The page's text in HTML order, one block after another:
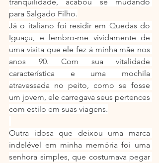
para Salgado Filho.
Já o italiano foi residir em Quedas do
Iguaçu, e lembro-me vividamente de
uma visita que ele fez à minha mãe nos
anos 90. Com sua vitalidade
característica e uma mochila
atravessada no peito, como se fosse
um jovem, ele carregava seus pertences
com estilo em suas viagens.
Outra idosa que deixou uma marca
indelével em minha memória foi uma
senhora simples, que costumava pegar